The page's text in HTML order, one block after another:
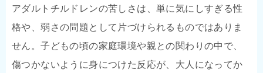
アダルトチルドレンの苦しさは、単に気にしすぎる性
格や、弱さの問題として片づけられるものではありま
せん。子どもの頃の家庭環境や親との関わりの中で、
傷つかないように身につけた反応が、大人になってか